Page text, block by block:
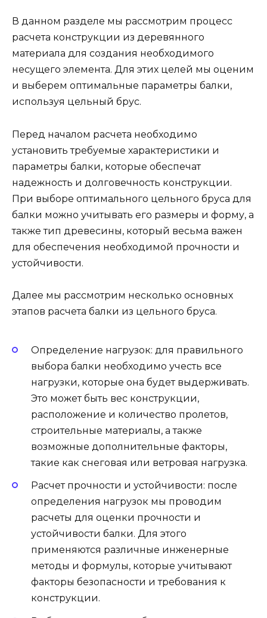
В данном разделе мы рассмотрим процесс
расчета конструкции из деревянного
материала для создания необходимого
несущего элемента. Для этих целей мы оценим
и выберем оптимальные параметры балки,
используя цельный брус.
Перед началом расчета необходимо
установить требуемые характеристики и
параметры балки, которые обеспечат
надежность и долговечность конструкции.
При выборе оптимального цельного бруса для
балки можно учитывать его размеры и форму, а
также тип древесины, который весьма важен
для обеспечения необходимой прочности и
устойчивости.
Далее мы рассмотрим несколько основных
этапов расчета балки из цельного бруса.
Определение нагрузок: для правильного
выбора балки необходимо учесть все
нагрузки, которые она будет выдерживать.
Это может быть вес конструкции,
расположение и количество пролетов,
строительные материалы, а также
возможные дополнительные факторы,
такие как снеговая или ветровая нагрузка.
Расчет прочности и устойчивости: после
определения нагрузок мы проводим
расчеты для оценки прочности и
устойчивости балки. Для этого
применяются различные инженерные
методы и формулы, которые учитывают
факторы безопасности и требования к
конструкции.